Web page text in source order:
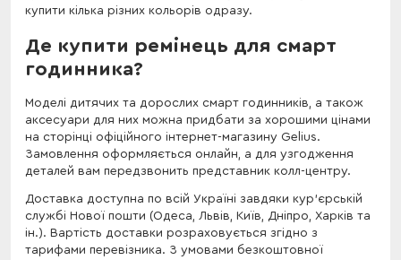
купити кілька різних кольорів одразу.
Де купити ремінець для смарт
годинника?
Моделі дитячих та дорослих смарт годинників, а також
аксесуари для них можна придбати за хорошими цінами
на сторінці офіційного інтернет-магазину Gelius.
Замовлення оформляється онлайн, а для узгодження
деталей вам передзвонить представник колл-центру.
Доставка доступна по всій Україні завдяки кур'єрській
службі Нової пошти (Одеса, Львів, Київ, Дніпро, Харків та
ін.). Вартість доставки розраховується згідно з
тарифами перевізника. З умовами безкоштовної